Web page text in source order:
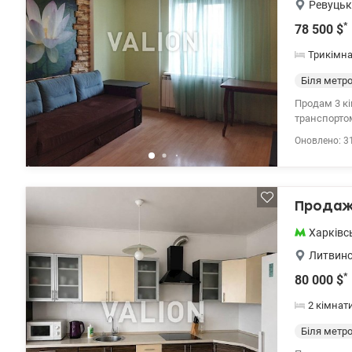
78 500 $*
Біля метро
Продам 3
Оновлено:
Продаж
80 000 $*
2
Біля метро